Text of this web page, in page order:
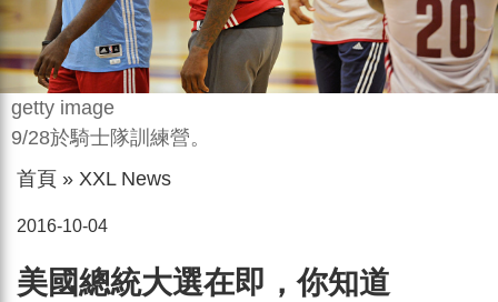
getty image
9/28於騎士隊訓練營。
首頁 » XXL News
2016-10-04
美國總統大選在即，你知道